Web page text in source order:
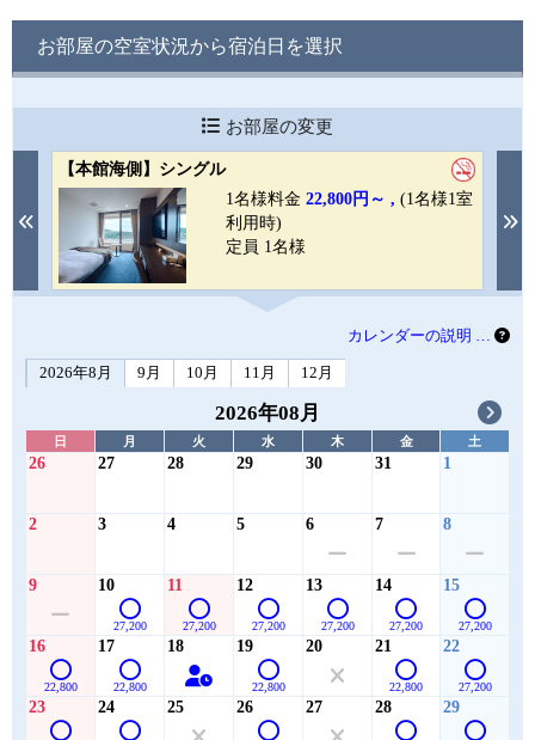
お部屋の空室状況から宿泊日を選択
お部屋の変更
Previous
【本館海側】シングル
1名様料金 22,800円～ , (1名様1室
利用時)
定員 1名様
カレンダーの説明 …
2026年8月 9月 10月 11月 12月
2026年08月
日 月 火 水 木 金 土
26 27 28 29 30 31 1
2 3 4 5 6 7 8
9 10
27,200
11
27,200
12
27,200
13
27,200
14
27,200
15
27,200
16
22,800
17
22,800
18 19
22,800
20 21
22,800
22
27,200
23 24 25 26 27 28 29